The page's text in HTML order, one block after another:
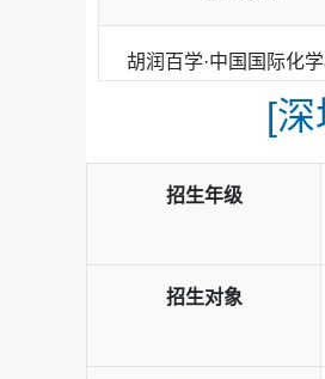
胡润百学·中国国际化
[
招生年级
招生对象